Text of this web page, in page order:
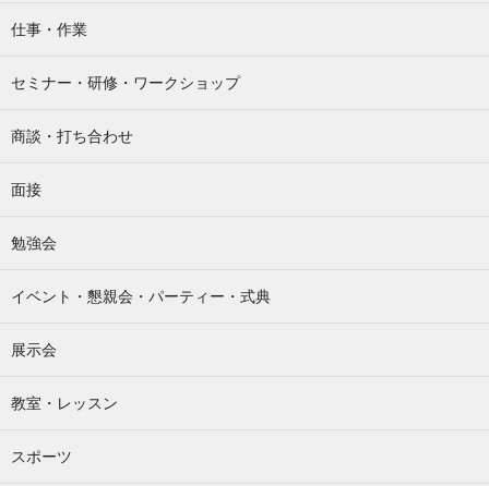
仕事・作業
セミナー・研修・ワークショップ
商談・打ち合わせ
面接
勉強会
イベント・懇親会・パーティー・式典
展示会
教室・レッスン
スポーツ